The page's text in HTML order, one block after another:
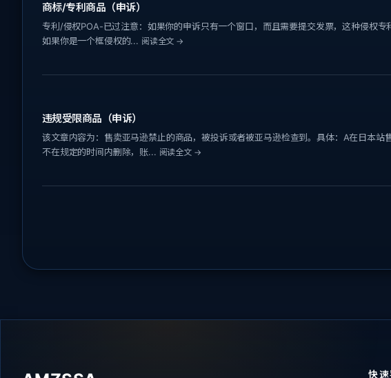
商标/专利商品（申诉）
专利/侵权POA-已过注意：如果你的申诉只有一个窗口，而且需要提交发票，这种侵权专
如果你是一个框侵权的... 阅读全文 →
违规受限商品（申诉）
该文章内容为：售卖亚马逊禁止的商品，被投诉或者被亚马逊检查到。具体：A在日本
不在规定的时间内删除，账... 阅读全文 →
快